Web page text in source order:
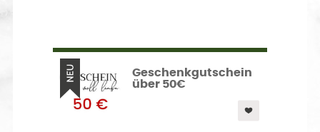
Geschenkgutschein
über 50€